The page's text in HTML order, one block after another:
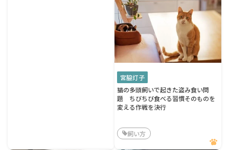
宮脇灯子
猫の多頭飼いで起きた盗み食い問
題 ちびちび食べる習慣そのものを
変える作戦を決行
飼い方